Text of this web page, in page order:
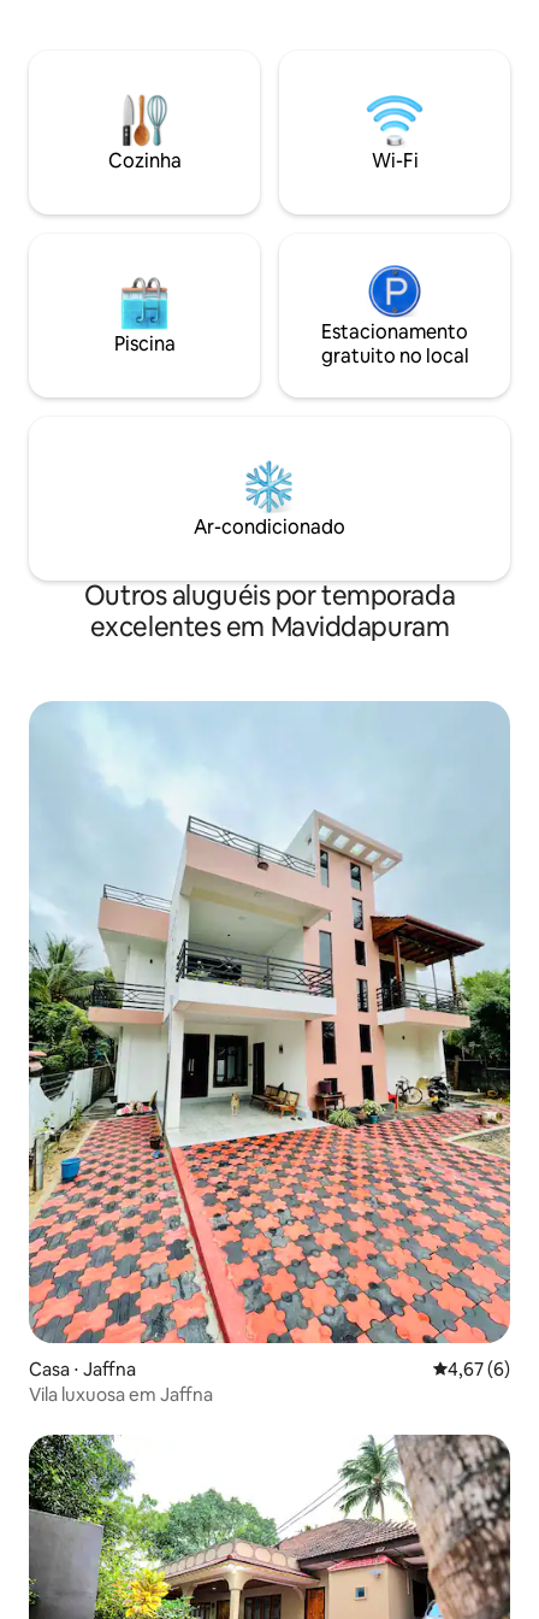
retiro relaxante, estando a poucos
minutos dos importantes marcos
culturais de Jaffna, centros de
transporte e comodidades locais.
cenário sereno
o charme da vida
modernos
conosco.
Cozinha Wi-Fi
Piscina
Estacionamento
gratuito no local
Ar-condicionado
Outros aluguéis por temporada
excelentes em Maviddapuram
Casa ⋅ Jaffna 4,67 de uma
4,67 (6)
Vila luxuosa em Jaffna